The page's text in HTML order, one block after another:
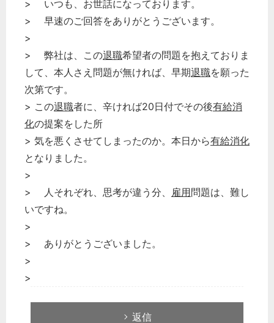
> いつも、お世話になっております。
> 早速のご回答をありがとうございます。
>
> 弊社は、この退職希望者の問題を抱えておりま
して、本人さえ問題が無ければ、早期退職を願った
次第です。
> この退職者に、辛ければ20日付でその後有給消
化の提案をした所
> 気を悪くさせてしまったのか。本日から有給消化
となりました。
>
> 人それぞれ、思考が違う分、 雇用問題は、難し
いですね。
>
> ありがとうございました。
>
>
返信